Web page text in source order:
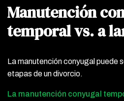
Manutención
temporal vs. a
La manutención conyugal puede
etapas de un divorcio.
La manutención conyugal